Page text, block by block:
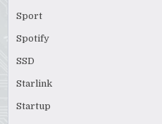
Sport
Spotify
SSD
Starlink
Startup